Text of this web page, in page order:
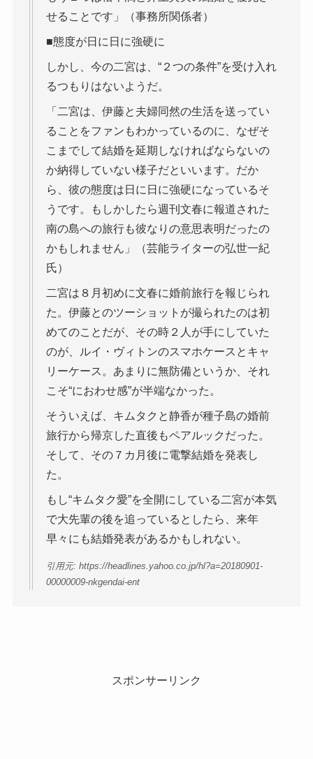
せることです」（事務所関係者）
■態度が日に日に強硬に
しかし、今の二宮は、“２つの条件”を受け入れ
るつもりはないようだ。
「二宮は、伊藤と夫婦同然の生活を送ってい
ることをファンもわかっているのに、なぜそ
こまでして結婚を延期しなければならないの
か納得していない様子だといいます。だか
ら、彼の態度は日に日に強硬になっているそ
うです。もしかしたら週刊文春に報道された
南の島への旅行も彼なりの意思表明だったの
かもしれません」（芸能ライターの弘世一紀
氏）
二宮は８月初めに文春に婚前旅行を報じられ
た。伊藤とのツーショットが撮られたのは初
めてのことだが、その時２人が手にしていた
のが、ルイ・ヴィトンのスマホケースとキャ
リーケース。あまりに無防備というか、それ
こそ“におわせ感”が半端なかった。
そういえば、キムタクと静香が種子島の婚前
旅行から帰京した直後もペアルックだった。
そして、その７カ月後に電撃結婚を発表し
た。
もし“キムタク愛”を全開にしている二宮が本気
で大先輩の後を追っているとしたら、来年
早々にも結婚発表があるかもしれない。
引用元: https://headlines.yahoo.co.jp/hl?a=20180901-
00000009-nkgendai-ent
スポンサーリンク